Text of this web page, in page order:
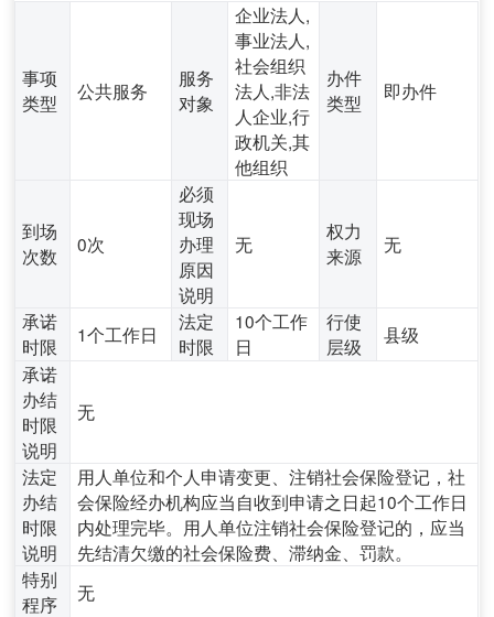
事项
类型
公共服务
服务
对象
企业法人,
事业法人,
社会组织
法人,非法
人企业,行
政机关,其
他组织
办件
类型
即办件
到场
次数
0次
必须
现场
办理
原因
说明
无
权力
来源
无
承诺
时限
1个工作日
法定
时限
10个工作
日
行使
层级
县级
承诺
办结
时限
说明
无
法定
办结
时限
说明
用人单位和个人申请变更、注销社会保险登记，社
会保险经办机构应当自收到申请之日起10个工作日
内处理完毕。用人单位注销社会保险登记的，应当
先结清欠缴的社会保险费、滞纳金、罚款。
特别
程序
无